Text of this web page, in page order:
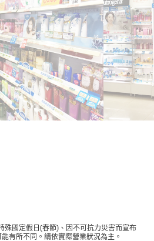
殊國定假日(春節)、因不可抗力災害而宣布
有所不同。請依實際營業狀況為主。